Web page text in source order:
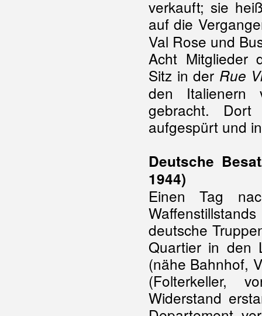
verkauft; sie
auf die
Val Rose und
Acht Mitglieder
Sitz in der Rue
den Italienern
gebracht.
aufgespürt und
Deutsche
1944)
Einen Tag
deutsche
Quartier in den
(nähe Bahnhof,
(Folterkeller,
Widerstand